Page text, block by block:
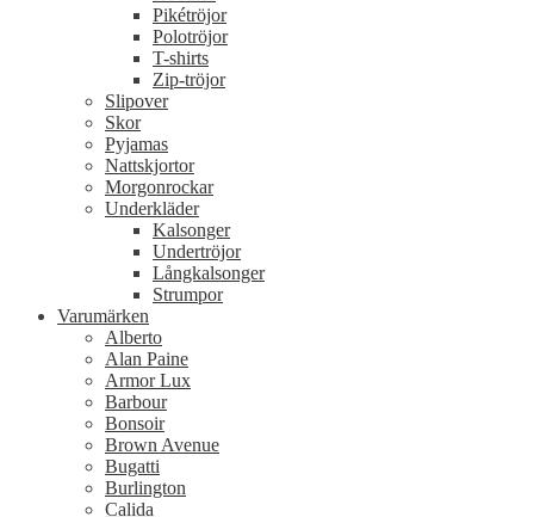
Pikétröjor
Polotröjor
T-shirts
Zip-tröjor
Slipover
Skor
Pyjamas
Nattskjortor
Morgonrockar
Underkläder
Kalsonger
Undertröjor
Långkalsonger
Strumpor
Varumärken
Alberto
Alan Paine
Armor Lux
Barbour
Bonsoir
Brown Avenue
Bugatti
Burlington
Calida